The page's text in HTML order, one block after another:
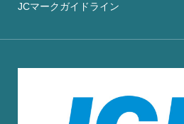
JCマークガイドライン